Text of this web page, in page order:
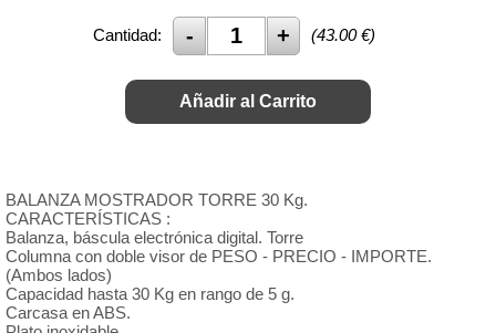
Cantidad: (43.00€)
Añadir al Carrito
BALANZA MOSTRADOR TORRE 30 Kg.
CARACTERÍSTICAS :
Balanza, báscula electrónica digital. Torre
Columna con doble visor de PESO - PRECIO - IMPORTE.
(Ambos lados)
Capacidad hasta 30 Kg en rango de 5 g.
Carcasa en ABS.